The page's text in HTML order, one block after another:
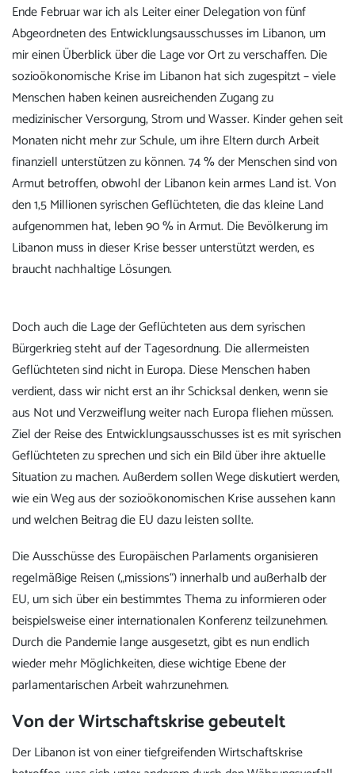
Ende Februar war ich als Leiter einer Delegation von fünf
Abgeordneten des Entwicklungsausschusses im Libanon, um
mir einen Überblick über die Lage vor Ort zu verschaffen. Die
sozioökonomische Krise im Libanon hat sich zugespitzt – viele
Menschen haben keinen ausreichenden Zugang zu
medizinischer Versorgung, Strom und Wasser. Kinder gehen seit
Monaten nicht mehr zur Schule, um ihre Eltern durch Arbeit
finanziell unterstützen zu können. 74 % der Menschen sind von
Armut betroffen, obwohl der Libanon kein armes Land ist. Von
den 1,5 Millionen syrischen Geflüchteten, die das kleine Land
aufgenommen hat, leben 90 % in Armut. Die Bevölkerung im
Libanon muss in dieser Krise besser unterstützt werden, es
braucht nachhaltige Lösungen.
Doch auch die Lage der Geflüchteten aus dem syrischen
Bürgerkrieg steht auf der Tagesordnung. Die allermeisten
Geflüchteten sind nicht in Europa. Diese Menschen haben
verdient, dass wir nicht erst an ihr Schicksal denken, wenn sie
aus Not und Verzweiflung weiter nach Europa fliehen müssen.
Ziel der Reise des Entwicklungsausschusses ist es mit syrischen
Geflüchteten zu sprechen und sich ein Bild über ihre aktuelle
Situation zu machen. Außerdem sollen Wege diskutiert werden,
wie ein Weg aus der sozioökonomischen Krise aussehen kann
und welchen Beitrag die EU dazu leisten sollte.
Die Ausschüsse des Europäischen Parlaments organisieren
regelmäßige Reisen („missions“) innerhalb und außerhalb der
EU, um sich über ein bestimmtes Thema zu informieren oder
beispielsweise einer internationalen Konferenz teilzunehmen.
Durch die Pandemie lange ausgesetzt, gibt es nun endlich
wieder mehr Möglichkeiten, diese wichtige Ebene der
parlamentarischen Arbeit wahrzunehmen.
Von der Wirtschaftskrise gebeutelt
Der Libanon ist von einer tiefgreifenden Wirtschaftskrise